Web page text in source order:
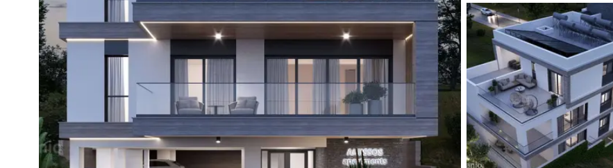
Сочи —Локация Россия · 3 920
Алания Турция · 2 556
Бангкок Таиланд · 2 172
Новороссийск Россия · 2 106
Стамбул
Анталия Локация Турция · 1 810